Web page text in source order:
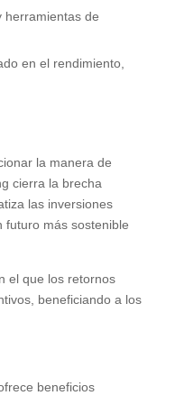
herramientas de
en el rendimiento,
la manera de
cierra la brecha
las inversiones
futuro más sostenible
el que los retornos
beneficiando a los
beneficios